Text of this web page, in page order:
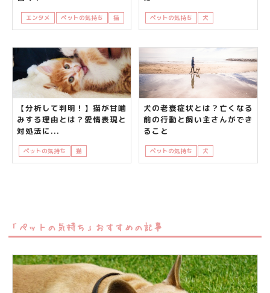
エンタメ ペットの気持ち 猫 ペットの気持ち 犬
【分析して判明！】猫が甘噛
みする理由とは？愛情表現と
対処法に...
ペットの気持ち 猫
犬の老衰症状とは？亡くなる
前の行動と飼い主さんができ
ること
ペットの気持ち 犬
「ペットの気持ち」おすすめの記事